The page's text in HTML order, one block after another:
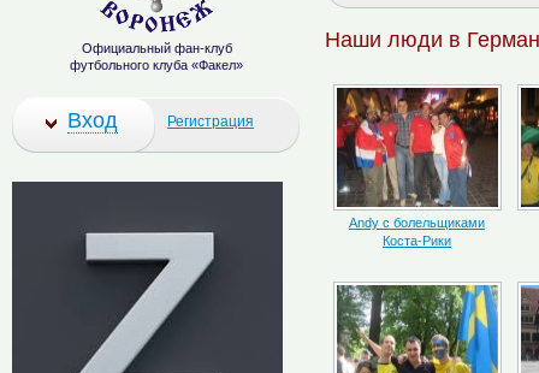
Наши люди в
Andy с болельщиками
Коста-Рики
Официальный фан-клуб
футбольного клуба «Факел»
Вход Регистрация